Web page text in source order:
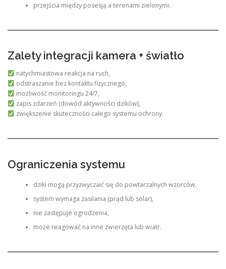
przejścia między posesją a terenami zielonymi.
Zalety integracji kamera + światło
natychmiastowa reakcja na ruch,
odstraszanie bez kontaktu fizycznego,
możliwość monitoringu 24/7,
zapis zdarzeń (dowód aktywności dzików),
zwiększenie skuteczności całego systemu ochrony.
Ograniczenia systemu
dziki mogą przyzwyczaić się do powtarzalnych wzorców,
system wymaga zasilania (prąd lub solar),
nie zastępuje ogrodzenia,
może reagować na inne zwierzęta lub wiatr.